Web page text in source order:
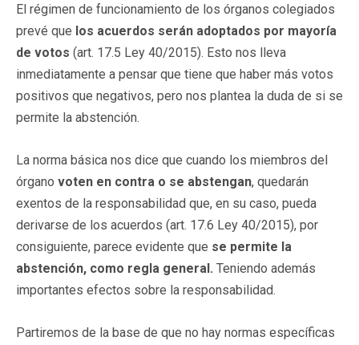
El régimen de funcionamiento de los órganos colegiados
prevé que los acuerdos serán adoptados por mayoría
de votos (art. 17.5 Ley 40/2015). Esto nos lleva
inmediatamente a pensar que tiene que haber más votos
positivos que negativos, pero nos plantea la duda de si se
permite la abstención.
La norma básica nos dice que cuando los miembros del
órgano voten en contra o se abstengan, quedarán
exentos de la responsabilidad que, en su caso, pueda
derivarse de los acuerdos (art. 17.6 Ley 40/2015), por
consiguiente, parece evidente que se permite la
abstención, como regla general. Teniendo además
importantes efectos sobre la responsabilidad.
Partiremos de la base de que no hay normas específicas